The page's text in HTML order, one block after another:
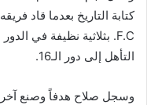
التأهل إلى دور الـ16.
وسجل صلاح هدفاً وصنع آخر